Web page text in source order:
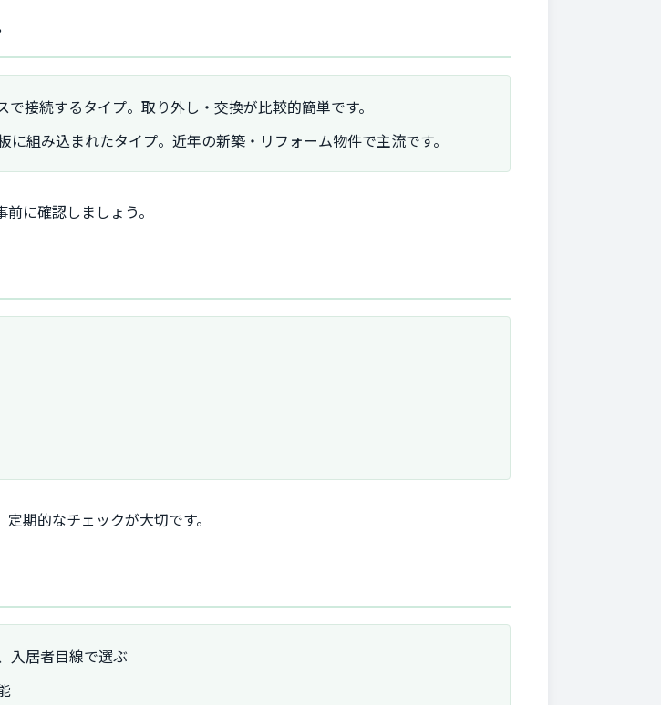
接続するタイプ。取り外し・交換が比較的簡単です。
に組み込まれたタイプ。近年の新築・リフォーム物件で主流です。
に確認しましょう。
期的なチェックが大切です。
入居者目線で選ぶ